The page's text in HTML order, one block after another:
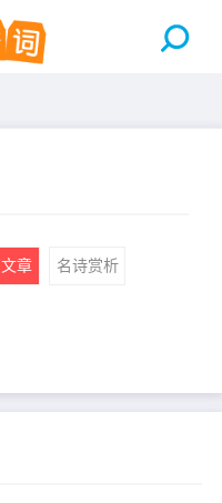
文章 名诗赏析